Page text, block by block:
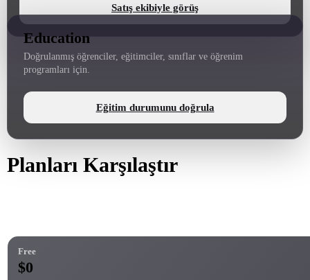
Satış ekibiyle görüş
Education
Doğrulanmış öğrenciler, eğitimciler, sınıflar ve öğrenim
programları için.
Eğitim durumunu doğrula
Planları Karşılaştır
Free
$0